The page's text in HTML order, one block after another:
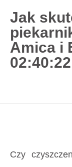
blisco.pl ›
piekarnik –
Jak
Amica i
02:40:22
Czy